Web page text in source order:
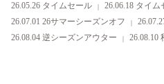
26.05.26 タイムセール
26.06.18 タイム
26.07.01 26サマーシーズンオフ
26.08.04 逆シーズンアウター
26.08.10